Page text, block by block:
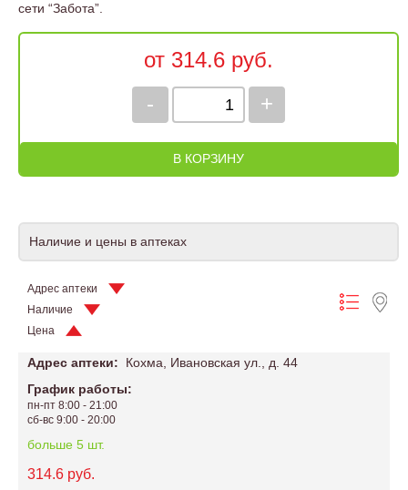
сети “Забота”.
от 314.6 руб.
+
-
В КОРЗИНУ
Наличие и цены в аптеках
Адрес аптеки
Наличие
Цена
Адрес аптеки:
Кохма, Ивановская ул., д. 44
График работы:
пн-пт 8:00 - 21:00
сб-вс 9:00 - 20:00
больше 5 шт.
314.6 руб.